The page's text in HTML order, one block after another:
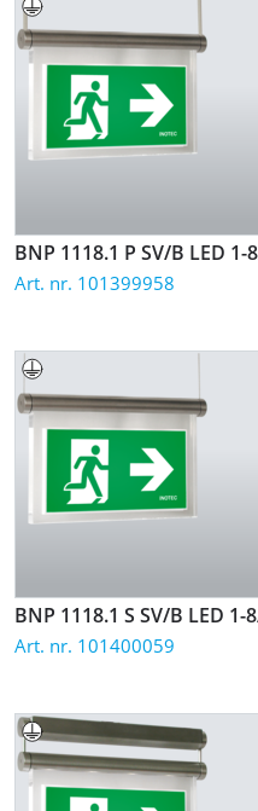
BNP 1118.1 P SV/B LED 1-
Art. nr. 101399958
BNP 1118.1 S SV/B LED 1-
Art. nr. 101400059